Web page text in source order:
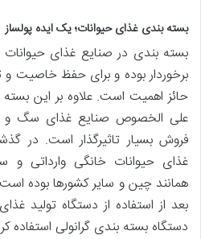
بسته بندی غذای حیوانات؛ یک ایده پولساز
بسته بندی در صنایع غذای حیوانات
برخوردار بوده و برای حفظ خاصیت و
حائز اهمیت است. علاوه بر این
علی الخصوص صنایع غذای سگ و
فروش بسیار تاثیرگذار است. در
غذای حیوانات خانگی وارداتی و
همانند چین و سایر کشورها بوده
بعد از استفاده از دستگاه تولید
دستگاه بسته بندی گرانولی استفاده